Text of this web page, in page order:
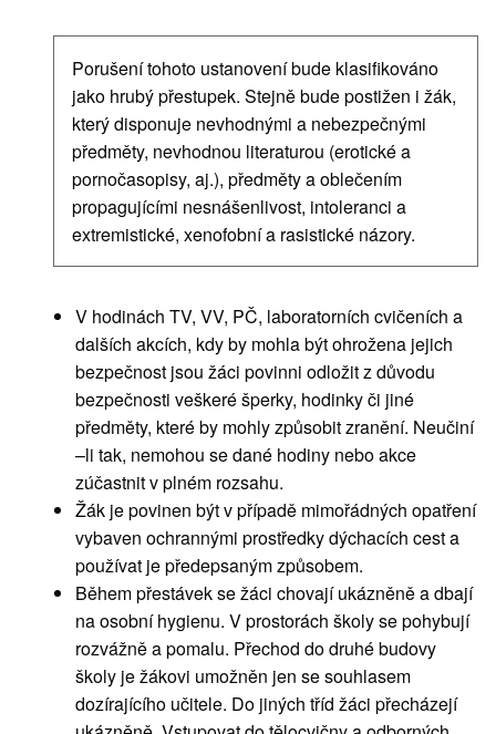
Porušení tohoto ustanovení bude klasifikováno
jako hrubý přestupek. Stejně bude postižen i žák,
který disponuje nevhodnými a nebezpečnými
předměty, nevhodnou literaturou (erotické a
pornočasopisy, aj.), předměty a oblečením
propagujícími nesnášenlivost, intoleranci a
extremistické, xenofobní a rasistické názory.
V hodinách TV, VV, PČ, laboratorních cvičeních a
dalších akcích, kdy by mohla být ohrožena jejich
bezpečnost jsou žáci povinni odložit z důvodu
bezpečnosti veškeré šperky, hodinky či jiné
předměty, které by mohly způsobit zranění. Neučiní
–li tak, nemohou se dané hodiny nebo akce
zúčastnit v plném rozsahu.
Žák je povinen být v případě mimořádných opatření
vybaven ochrannými prostředky dýchacích cest a
používat je předepsaným způsobem.
Během přestávek se žáci chovají ukázněně a dbají
na osobní hygienu. V prostorách školy se pohybují
rozvážně a pomalu. Přechod do druhé budovy
školy je žákovi umožněn jen se souhlasem
dozírajícího učitele. Do jiných tříd žáci přecházejí